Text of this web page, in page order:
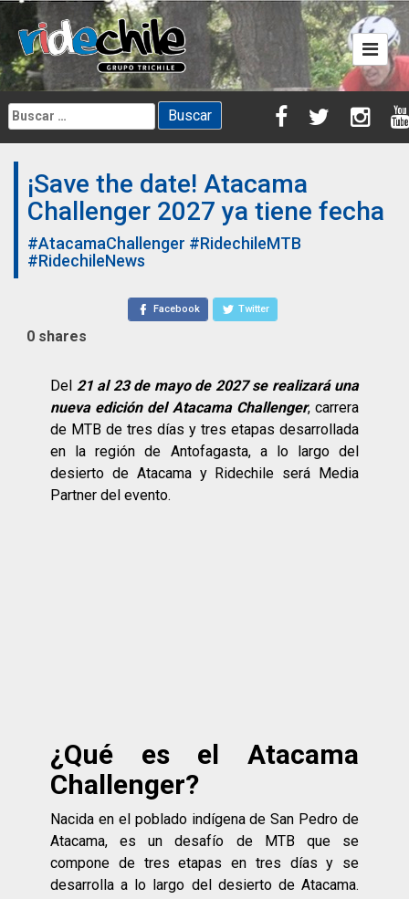
Skip
content
Buscar:
¡Save the date! Atacama
Challenger 2027 ya tiene fecha
#AtacamaChallenger #RidechileMTB
#RidechileNews
Facebook Twitter
0 shares
Del 21 al 23 de mayo de 2027 se realizará una
nueva edición del Atacama Challenger, carrera
de MTB de tres días y tres etapas desarrollada
en la región de Antofagasta, a lo largo del
desierto de Atacama y Ridechile será Media
Partner del evento.
¿Qué es el Atacama
Challenger?
Nacida en el poblado indígena de San Pedro de
Atacama, es un desafío de MTB que se
compone de tres etapas en tres días y se
desarrolla a lo largo del desierto de Atacama.